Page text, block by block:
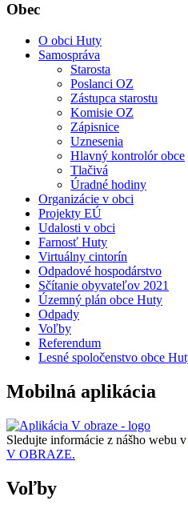
Obec
O obci Huty
Samospráva
Starosta
Poslanci OZ
Zástupca starostu
Komisie OZ
Zápisnice
Uznesenia
Hlavný kontrolór obce
Tlačivá
Úradné hodiny
Organizácie v obci
Projekty EÚ
Udalosti v obci
Farnosť Huty
Virtuálny cintorín
Odpadové hospodárstvo
Sčítanie obyvateľov 2021
Územný plán obce Huty
Odpady
Voľby
Referendum
Lesné spoločenstvo obce
Mobilná aplikácia
Sledujte informácie z nášho webu v
V OBRAZE.
Voľby